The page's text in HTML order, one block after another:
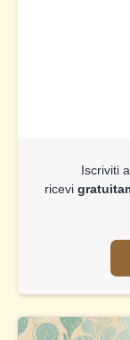
Iscriviti
ricevi